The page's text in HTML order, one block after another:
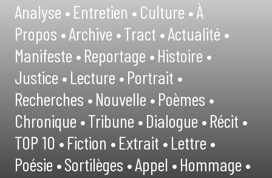
Analyse •Entretien •Culture •À
Propos •Archive •Tract •Actualité •
Manifeste •Reportage •Histoire •
Justice •Lecture •Portrait •
Recherches •Nouvelle •Poèmes •
Chronique •Tribune •Dialogue •Récit •
TOP 10 •Fiction •Extrait •Lettre •
Poésie •Sortilèges •Appel •Hommage •